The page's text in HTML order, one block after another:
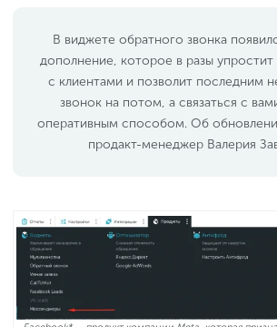
В виджете обратного звонка
дополнение, которое в разы
с клиентами и позволит последним
звонок на потом, а связаться с
оперативным способом. Об
продакт-менеджер Валерия